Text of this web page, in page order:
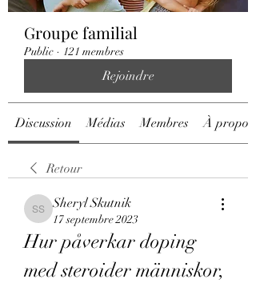
Groupe familial
Public · 121 membres
Rejoindre
Discussion Médias Membres À propos
Retour
Sheryl Skutnik
Sheryl Skutnik
17 septembre 2023
Hur påverkar doping
med steroider människor,